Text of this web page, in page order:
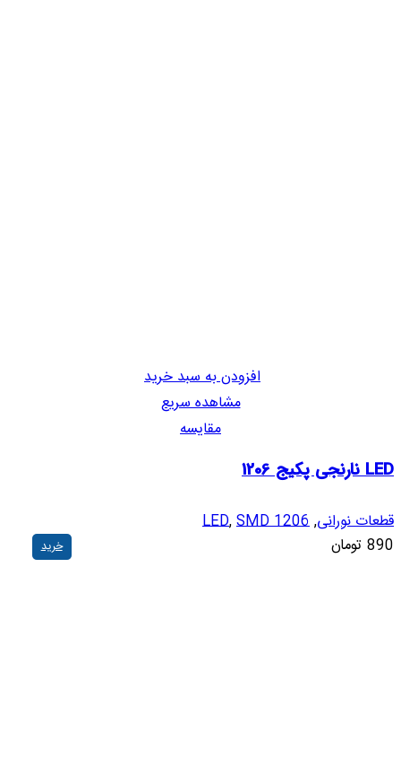
افزودن به سبد خرید
مشاهده سریع
مقایسه
LED نارنجی پکیج 1206
قطعات نورانی,
LED,SMD 1206
890 تومان خرید